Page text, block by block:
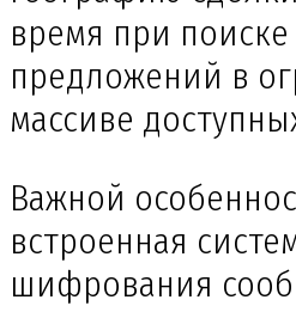
время при
предложений в
массиве
Важной
встроенная
шифрования